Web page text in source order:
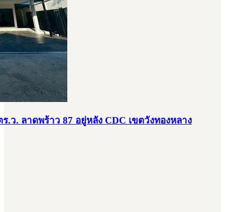
.ว. ลาดพร้าว 87 อยู่หลัง CDC เขตวังทองหลาง